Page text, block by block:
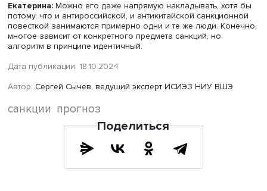
неприятна. Мы ее видим на примере алмазной отрасли,
которую очень долго хотели санкционировать, еще до
Проблема была с правоприменением. Одно дело —
покупать алмазы у компании «Алроса», но они будут
через ОАЭ или через Индию, где их шлифуют. А как
так, чтобы они через третьи страны не шли? Это и был
политическое решение принято, но нет технической
итоге создали некую систему верификации: компании,
которые обрабатывают алмазы, должны присылать в
Антверпен документы, подтверждающие, что это не
российские камни. То есть фактически решили
процесс применить к российским алмазам. Проблема в